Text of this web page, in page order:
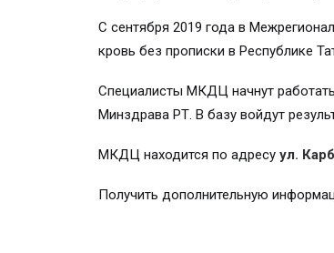
С сентября 2019 года в
кровь без прописки в Республике
Специалисты МКДЦ начнут
Минздрава РТ. В базу войдут
МКДЦ находится по адресу ул.
Получить дополнительную